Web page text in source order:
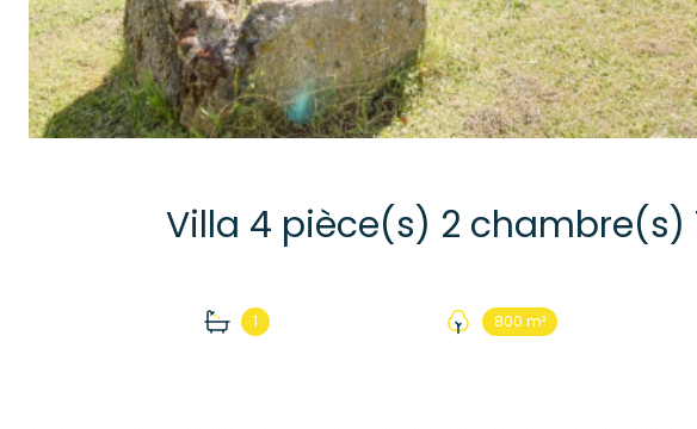
1 800 m²